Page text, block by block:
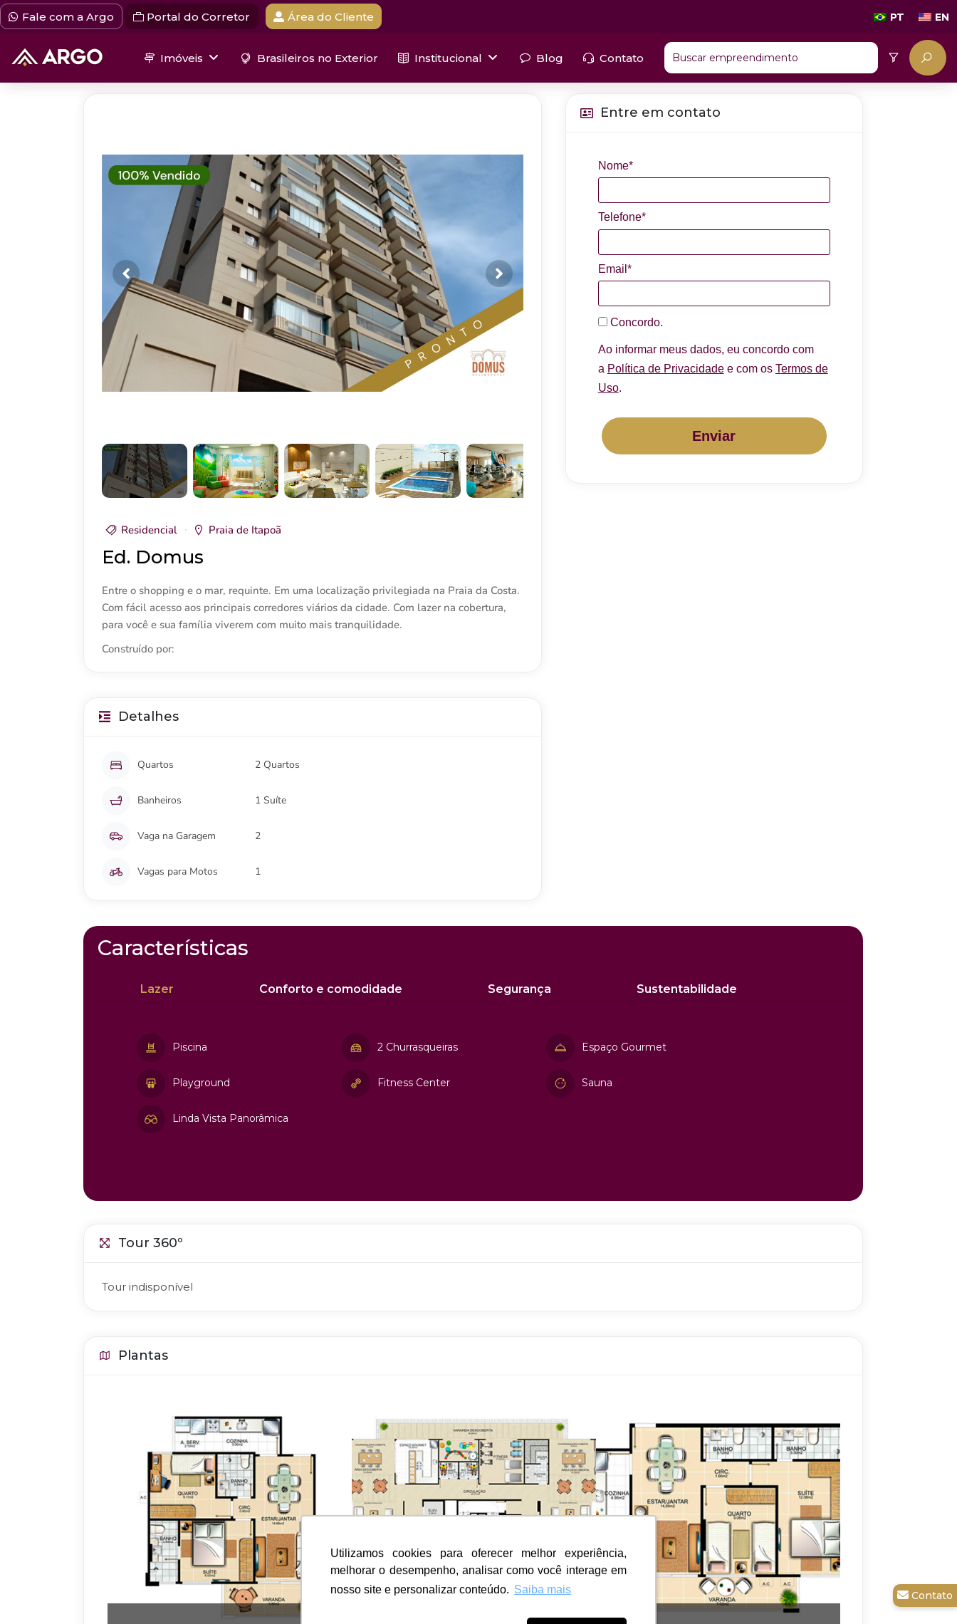
Utilizamos cookies para oferecer melhor experiência,
melhorar o desempenho, analisar como você interage em
nosso site e personalizar conteúdo. Saiba mais
Utilizamos cookies para oferecer melhor experiência,
melhorar o desempenho, analisar como você interage em
nosso site e personalizar conteúdo. Saiba mais
Fale com a Argo Portal do Corretor Área do Cliente PT EN
Imóveis Brasileiros no Exterior Institucional Blog Contato
Residencial Praia de Itapoã
Ed. Domus
Entre o shopping e o mar, requinte. Em uma localização privilegiada na Praia da Costa.
Com fácil acesso aos principais corredores viários da cidade. Com lazer na cobertura,
para você e sua família viverem com muito mais tranquilidade.
Construído por:
Detalhes
Quartos 2 Quartos
Banheiros 1 Suíte
Vaga na Garagem 2
Vagas para Motos 1
Entre em contato
Nome*
Telefone*
Email*
Concordo.
Ao informar meus dados, eu concordo com
a Política de Privacidadee com os Termos de
Uso.
Enviar
Características
Lazer Conforto e comodidade Segurança Sustentabilidade
Piscina 2 Churrasqueiras Espaço Gourmet
Playground Fitness Center Sauna
Linda Vista Panorâmica
Tour 360º
Tour indisponível
Plantas